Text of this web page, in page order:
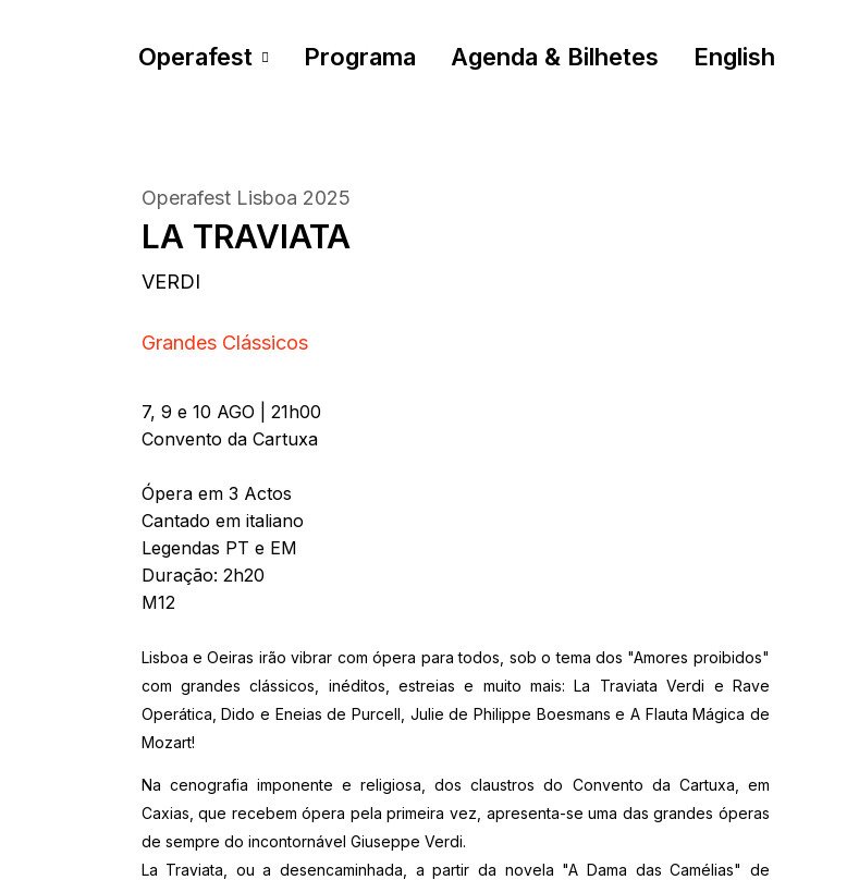
Operafest Programa Agenda & Bilhetes English
Operafest Lisboa 2025
LA TRAVIATA
VERDI
Grandes Clássicos
7, 9 e 10 AGO | 21h00
Convento da Cartuxa
Ópera em 3 Actos
Cantado em italiano
Legendas PT e EM
Duração: 2h20
M12
Lisboa e Oeiras irão vibrar com ópera para todos, sob o tema dos "Amores proibidos"
com grandes clássicos, inéditos, estreias e muito mais: La Traviata Verdi e Rave
Operática, Dido e Eneias de Purcell, Julie de Philippe Boesmans e A Flauta Mágica de
Mozart!
Na cenografia imponente e religiosa, dos claustros do Convento da Cartuxa, em
Caxias, que recebem ópera pela primeira vez, apresenta-se uma das grandes óperas
de sempre do incontornável Giuseppe Verdi.
La Traviata, ou a desencaminhada, a partir da novela "A Dama das Camélias" de